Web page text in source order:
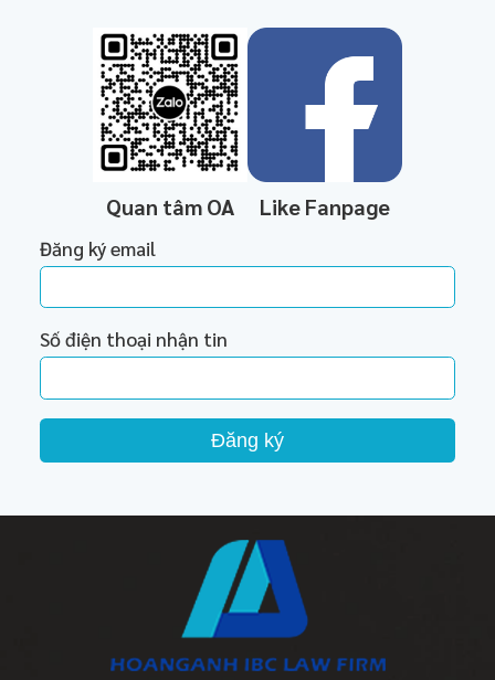
Quan tâm OA Like Fanpage
Đăng ký email
Số điện thoại nhận tin
Đăng ký